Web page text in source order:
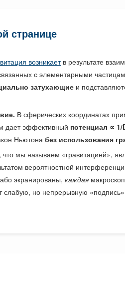
странице
возникаетв результате
с элементарными
затухающие и
В сферических координатах
дает эффективный потенциал ∝ 1/
Ньютона без использования
что мы называем «гравитацией»,
вероятностной
экранированы, каждая
слабую, но непрерывную